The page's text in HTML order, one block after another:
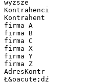
wyższe
Kontrahenci
Kontrahent
firma A
firma B
firma C
firma X
firma Y
firma Z
AdresKontr
Ł&oacute;dź